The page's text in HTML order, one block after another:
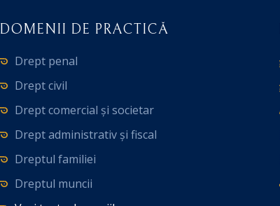
DOMENII DE PRACTICĂ
Drept penal
Drept civil
Drept comercial și societar
Drept administrativ și fiscal
Dreptul familiei
Dreptul muncii